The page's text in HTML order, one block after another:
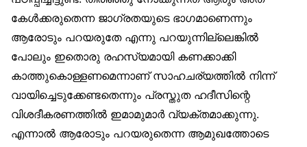
കേൾക്കരുതെന്ന ജാഗ്രതയുടെ ഭാഗമാണെന്നും
ആരോടും പറയരുതേ എന്നു പറയുന്നില്ലെങ്കിൽ
പോലും ഇതൊരു രഹസ്യമായി കണക്കാക്കി
കാത്തുകൊള്ളണമെന്നാണ് സാഹചര്യത്തിൽ നിന്ന്
വായിച്ചെടുക്കേണ്ടതെന്നും പ്രസ്തുത ഹദീസിന്റെ
വിശദീകരണത്തിൽ ഇമാമുമാർ വ്യക്തമാക്കുന്നു.
എന്നാൽ ആരോടും പറയരുതെന്ന ആമുഖത്തോടെ